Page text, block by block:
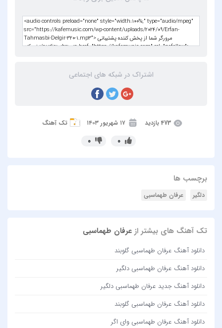
اشتراک در شبکه های اجتماعی
473 بازدید ۱۷ شهریور ۱۴۰۳ تک آهنگ
برچسب ها
دلگیر عرفان طهماسبی
تک آهنگ های بیشتر از عرفان طهماسبی
دانلود آهنگ عرفان طهماسبی گلوبند
دانلود آهنگ عرفان طهماسبی دلگیر
دانلود آهنگ جدید عرفان طهماسبی دلگیر
دانلود آهنگ عرفان طهماسبی گلوبند
دانلود آهنگ عرفان طهماسبی وای اگر